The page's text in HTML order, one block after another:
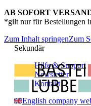
AB SOFORT
*gilt nur für Bestellungen
Zum Inhalt springenZum
Sekundär
Hilfe & Support
Newsletter
Kontakt
English company